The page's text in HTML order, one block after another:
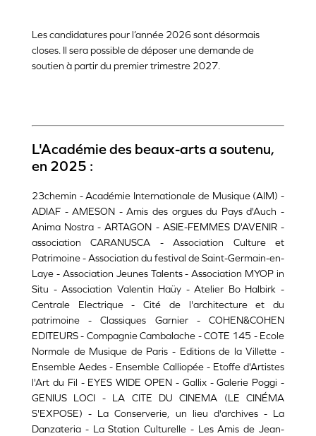
Les candidatures pour l’année 2026 sont désormais
closes. Il sera possible de déposer une demande de
soutien à partir du premier trimestre 2027.
L'Académie des beaux-arts a soutenu,
en 2025 :
23chemin - Académie Internationale de Musique (AIM) -
ADIAF - AMESON - Amis des orgues du Pays d'Auch -
Anima Nostra - ARTAGON - ASIE-FEMMES D'AVENIR -
association CARANUSCA - Association Culture et
Patrimoine - Association du festival de Saint-Germain-en-
Laye - Association Jeunes Talents - Association MYOP in
Situ - Association Valentin Haüy - Atelier Bo Halbirk -
Centrale Electrique - Cité de l'architecture et du
patrimoine - Classiques Garnier - COHEN&COHEN
EDITEURS - Compagnie Cambalache - COTE 145 - Ecole
Normale de Musique de Paris - Editions de la Villette -
Ensemble Aedes - Ensemble Calliopée - Etoffe d'Artistes
l'Art du Fil - EYES WIDE OPEN - Gallix - Galerie Poggi -
GENIUS LOCI - LA CITE DU CINEMA (LE CINÉMA
S'EXPOSE) - La Conserverie, un lieu d'archives - La
Danzateria - La Station Culturelle - Les Amis de Jean-